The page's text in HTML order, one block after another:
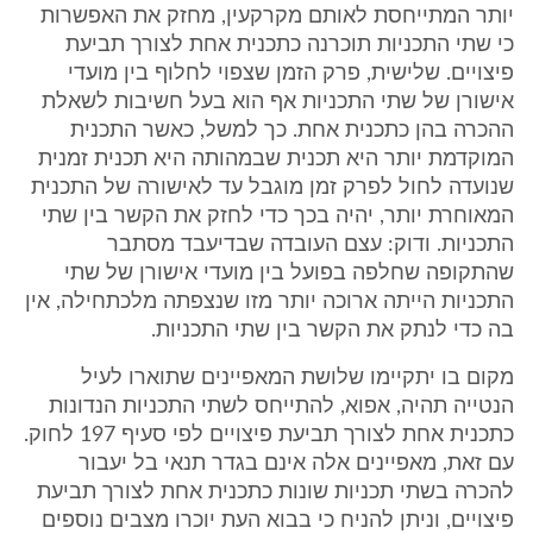
יותר המתייחסת לאותם מקרקעין, מחזק את האפשרות
כי שתי התכניות תוכרנה כתכנית אחת לצורך תביעת
פיצויים. שלישית, פרק הזמן שצפוי לחלוף בין מועדי
אישורן של שתי התכניות אף הוא בעל חשיבות לשאלת
ההכרה בהן כתכנית אחת. כך למשל, כאשר התכנית
המוקדמת יותר היא תכנית שבמהותה היא תכנית זמנית
שנועדה לחול לפרק זמן מוגבל עד לאישורה של התכנית
המאוחרת יותר, יהיה בכך כדי לחזק את הקשר בין שתי
התכניות. ודוק: עצם העובדה שבדיעבד מסתבר
שהתקופה שחלפה בפועל בין מועדי אישורן של שתי
התכניות הייתה ארוכה יותר מזו שנצפתה מלכתחילה, אין
בה כדי לנתק את הקשר בין שתי התכניות.
מקום בו יתקיימו שלושת המאפיינים שתוארו לעיל
הנטייה תהיה, אפוא, להתייחס לשתי התכניות הנדונות
כתכנית אחת לצורך תביעת פיצויים לפי סעיף 197 לחוק.
עם זאת, מאפיינים אלה אינם בגדר תנאי בל יעבור
להכרה בשתי תכניות שונות כתכנית אחת לצורך תביעת
פיצויים, וניתן להניח כי בבוא העת יוכרו מצבים נוספים